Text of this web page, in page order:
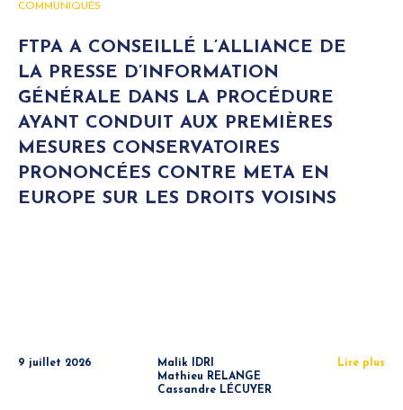
COMMUNIQUÉS
FTPA A CONSEILLÉ L’ALLIANCE DE
LA PRESSE D’INFORMATION
GÉNÉRALE DANS LA PROCÉDURE
AYANT CONDUIT AUX PREMIÈRES
MESURES CONSERVATOIRES
PRONONCÉES CONTRE META EN
EUROPE SUR LES DROITS VOISINS
9 juillet 2026
Malik IDRI
Mathieu RELANGE
Cassandre LÉCUYER
Lire plus